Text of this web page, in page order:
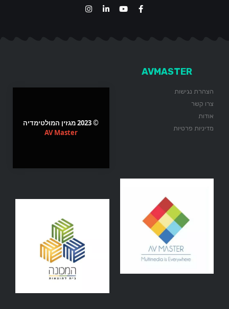
AVMASTER
הצהרת נגישות
צרו קשר
אודות
מדיניות פרטיות
© 2023 מגזין המולטימדיה
AV Master